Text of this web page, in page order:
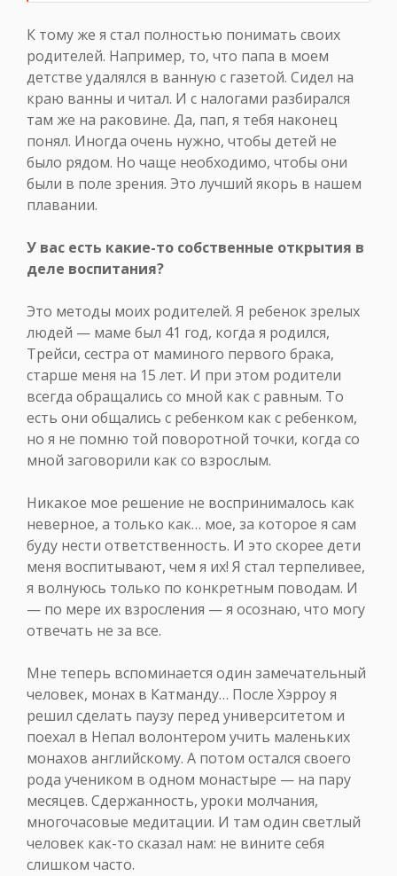
К тому же я стал полностью понимать своих
родителей. Например, то, что папа в моем
детстве удалялся в ванную с газетой. Сидел на
краю ванны и читал. И с налогами разбирался
там же на раковине. Да, пап, я тебя наконец
понял. Иногда очень нужно, чтобы детей не
было рядом. Но чаще необходимо, чтобы они
были в поле зрения. Это лучший якорь в нашем
плавании.
У вас есть какие-то собственные открытия в
деле воспитания?
Это методы моих родителей. Я ребенок зрелых
людей — маме был 41 год, когда я родился,
Трейси, сестра от маминого первого брака,
старше меня на 15 лет. И при этом родители
всегда обращались со мной как с равным. То
есть они общались с ребенком как с ребенком,
но я не помню той поворотной точки, когда со
мной заговорили как со взрослым.
Никакое мое решение не воспринималось как
неверное, а только как… мое, за которое я сам
буду нести ответственность. И это скорее дети
меня воспитывают, чем я их! Я стал терпеливее,
я волнуюсь только по конкретным поводам. И
— по мере их взросления — я осознаю, что могу
отвечать не за все.
Мне теперь вспоминается один замечательный
человек, монах в Катманду… После Хэрроу я
решил сделать паузу перед университетом и
поехал в Непал волонтером учить маленьких
монахов английскому. А потом остался своего
рода учеником в одном монастыре — на пару
месяцев. Сдержанность, уроки молчания,
многочасовые медитации. И там один светлый
человек как-то сказал нам: не вините себя
слишком часто.